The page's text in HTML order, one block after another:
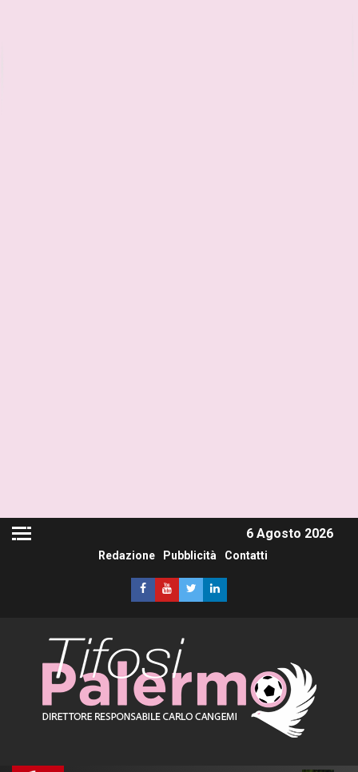
6 Agosto 2026
Redazione Pubblicità Contatti